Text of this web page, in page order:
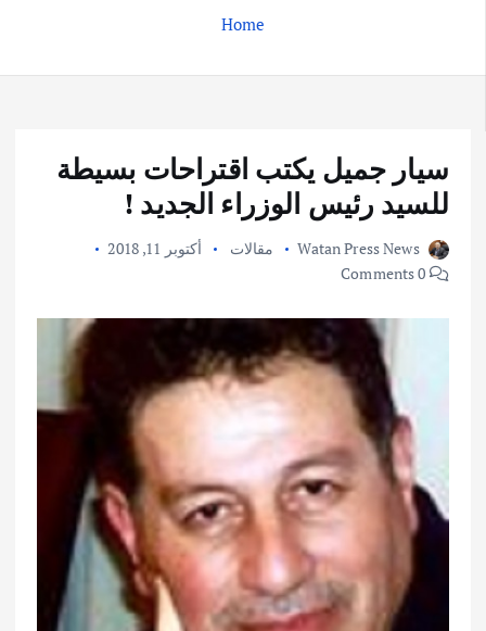
Home
سيار جميل يكتب اقتراحات بسيطة
للسيد رئيس الوزراء الجديد !
Watan Press News مقالات
أكتوبر 11, 2018